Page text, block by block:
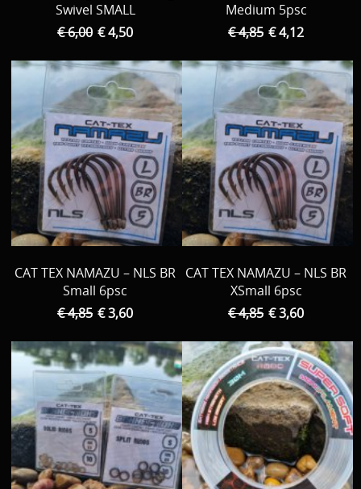
Swivel SMALL
€ 6,00 € 4,50
Medium 5psc
€ 4,85 € 4,12
CAT TEX NAMAZU – NLS BR
Small 6psc
€ 4,85 € 3,60
CAT TEX NAMAZU – NLS BR
XSmall 6psc
€ 4,85 € 3,60